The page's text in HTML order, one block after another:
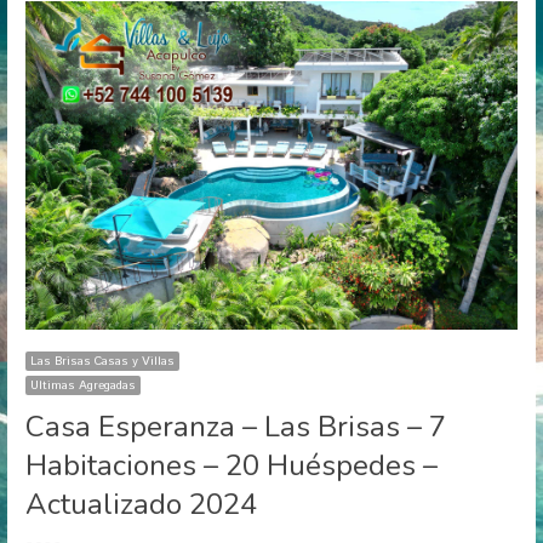
Las Brisas Casas y Villas
Ultimas Agregadas
Casa Esperanza – Las Brisas – 7
Habitaciones – 20 Huéspedes –
Actualizado 2024